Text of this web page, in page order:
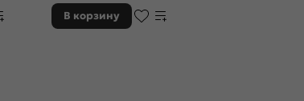
В корзину